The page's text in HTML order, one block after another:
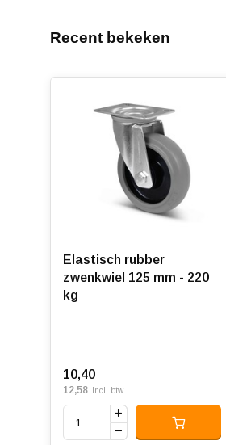
Recent bekeken
Elastisch rubber
zwenkwiel 125 mm - 220
kg
10,40
12,58 Incl. btw